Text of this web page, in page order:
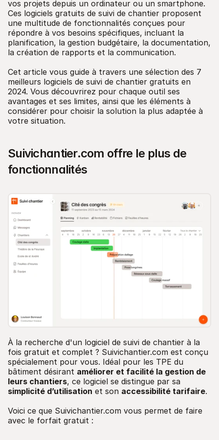
vos projets depuis un ordinateur ou un smartphone.
Ces logiciels gratuits de suivi de chantier proposent
une multitude de fonctionnalités conçues pour
répondre à vos besoins spécifiques, incluant la
planification, la gestion budgétaire, la documentation,
la création de rapports et la communication.
Cet article vous guide à travers une sélection des 7
meilleurs logiciels de suivi de chantier gratuits en
2024. Vous découvrirez pour chaque outil ses
avantages et ses limites, ainsi que les éléments à
considérer pour choisir la solution la plus adaptée à
votre situation.
Suivichantier.com offre le plus de
fonctionnalités
À la recherche d'un logiciel de suivi de chantier à la
fois gratuit et complet ? Suivichantier.com est conçu
spécialement pour vous. Idéal pour les TPE du
bâtiment désirant améliorer et facilité la gestion de
leurs chantiers, ce logiciel se distingue par sa
simplicité d’utilisation et son accessibilité tarifaire.
Voici ce que Suivichantier.com vous permet de faire
avec le forfait gratuit :